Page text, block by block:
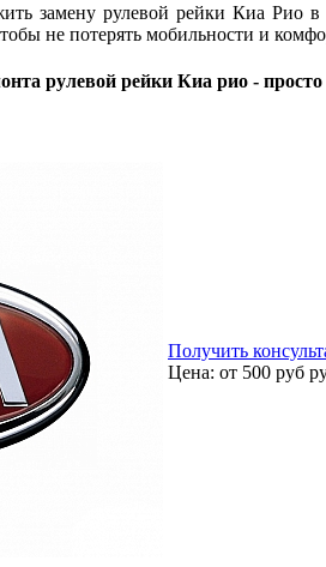
замену рулевой рейки Киа Рио в
не потерять мобильности и
рулевой рейки Киа рио -
Получить
Цена: от 500 руб